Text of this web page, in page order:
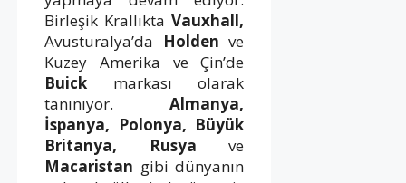
Birleşik KrallıktaVauxhall,
Avusturalya’da Holden ve
Kuzey Amerika ve Çin’de
Buick markası olarak
tanınıyor.Almanya,
İspanya, Polonya, Büyük
Britanya,
Rusya ve
Macaristan gibi dünyanın